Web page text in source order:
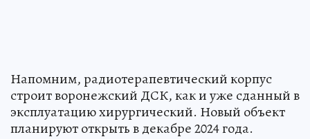
Напомним, радиотерапевтический корпус
строит воронежский ДСК, как и уже сданный в
эксплуатацию хирургический. Новый объект
планируют открыть в декабре 2024 года.